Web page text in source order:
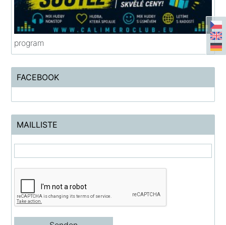
program
FACEBOOK
MAILLISTE